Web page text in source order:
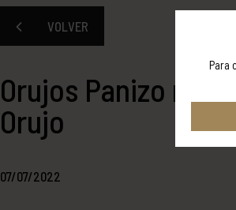
VOLVER
Orujos Panizo
Orujo
07/07/2022
Para